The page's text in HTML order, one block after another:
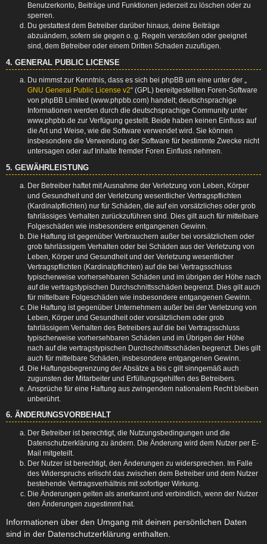
Benutzerkonto, Beiträge und Funktionen jederzeit zu löschen oder zu
sperren.
Du gestattest dem Betreiber darüber hinaus, deine Beiträge
abzuändern, sofern sie gegen o. g. Regeln verstoßen oder geeignet
sind, dem Betreiber oder einem Dritten Schaden zuzufügen.
4. GENERAL PUBLIC LICENSE
Du nimmst zur Kenntnis, dass es sich bei phpBB um eine unter der „
GNU General Public License v2“ (GPL) bereitgestellten Foren-Software
von phpBB Limited (www.phpbb.com) handelt; deutschsprachige
Informationen werden durch die deutschsprachige Community unter
www.phpbb.de zur Verfügung gestellt. Beide haben keinen Einfluss auf
die Art und Weise, wie die Software verwendet wird. Sie können
insbesondere die Verwendung der Software für bestimmte Zwecke nicht
untersagen oder auf Inhalte fremder Foren Einfluss nehmen.
5. GEWÄHRLEISTUNG
Der Betreiber haftet mit Ausnahme der Verletzung von Leben, Körper
und Gesundheit und der Verletzung wesentlicher Vertragspflichten
(Kardinalpflichten) nur für Schäden, die auf ein vorsätzliches oder grob
fahrlässiges Verhalten zurückzuführen sind. Dies gilt auch für mittelbare
Folgeschäden wie insbesondere entgangenen Gewinn.
Die Haftung ist gegenüber Verbrauchern außer bei vorsätzlichem oder
grob fahrlässigem Verhalten oder bei Schäden aus der Verletzung von
Leben, Körper und Gesundheit und der Verletzung wesentlicher
Vertragspflichten (Kardinalpflichten) auf die bei Vertragsschluss
typischerweise vorhersehbaren Schäden und im übrigen der Höhe nach
auf die vertragstypischen Durchschnittsschäden begrenzt. Dies gilt auch
für mittelbare Folgeschäden wie insbesondere entgangenen Gewinn.
Die Haftung ist gegenüber Unternehmern außer bei der Verletzung von
Leben, Körper und Gesundheit oder vorsätzlichem oder grob
fahrlässigem Verhalten des Betreibers auf die bei Vertragsschluss
typischerweise vorhersehbaren Schäden und im Übrigen der Höhe
nach auf die vertragstypischen Durchschnittsschäden begrenzt. Dies gilt
auch für mittelbare Schäden, insbesondere entgangenen Gewinn.
Die Haftungsbegrenzung der Absätze a bis c gilt sinngemäß auch
zugunsten der Mitarbeiter und Erfüllungsgehilfen des Betreibers.
Ansprüche für eine Haftung aus zwingendem nationalem Recht bleiben
unberührt.
6. ÄNDERUNGSVORBEHALT
Der Betreiber ist berechtigt, die Nutzungsbedingungen und die
Datenschutzerklärung zu ändern. Die Änderung wird dem Nutzer per E-
Mail mitgeteilt.
Der Nutzer ist berechtigt, den Änderungen zu widersprechen. Im Falle
des Widerspruchs erlischt das zwischen dem Betreiber und dem Nutzer
bestehende Vertragsverhältnis mit sofortiger Wirkung.
Die Änderungen gelten als anerkannt und verbindlich, wenn der Nutzer
den Änderungen zugestimmt hat.
Informationen über den Umgang mit deinen persönlichen Daten
sind in der Datenschutzerklärung enthalten.